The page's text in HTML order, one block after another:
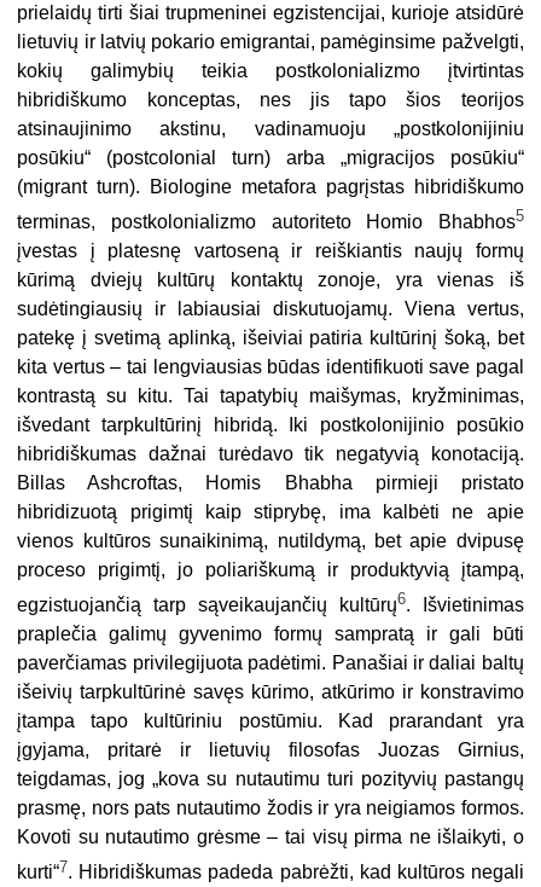
prielaidų tirti šiai trupmeninei egzistencijai, kurioje atsidūrė
lietuvių ir latvių pokario emigrantai, pamėginsime pažvelgti,
kokių galimybių teikia postkolonializmo įtvirtintas
hibridiškumo konceptas, nes jis tapo šios teorijos
atsinaujinimo akstinu, vadinamuoju „postkolonijiniu
posūkiu“ (postcolonial turn) arba „migracijos posūkiu“
(migrant turn). Biologine metafora pagrįstas hibridiškumo
terminas, postkolonializmo autoriteto Homio Bhabhos5
įvestas į platesnę vartoseną ir reiškiantis naujų formų
kūrimą dviejų kultūrų kontaktų zonoje, yra vienas iš
sudėtingiausių ir labiausiai diskutuojamų. Viena vertus,
patekę į svetimą aplinką, išeiviai patiria kultūrinį šoką, bet
kita vertus – tai lengviausias būdas identifikuoti save pagal
kontrastą su kitu. Tai tapatybių maišymas, kryžminimas,
išvedant tarpkultūrinį hibridą. Iki postkolonijinio posūkio
hibridiškumas dažnai turėdavo tik negatyvią konotaciją.
Billas Ashcroftas, Homis Bhabha pirmieji pristato
hibridizuotą prigimtį kaip stiprybę, ima kalbėti ne apie
vienos kultūros sunaikinimą, nutildymą, bet apie dvipusę
proceso prigimtį, jo poliariškumą ir produktyvią įtampą,
egzistuojančią tarp sąveikaujančių kultūrų6. Išvietinimas
praplečia galimų gyvenimo formų sampratą ir gali būti
paverčiamas privilegijuota padėtimi. Panašiai ir daliai baltų
išeivių tarpkultūrinė savęs kūrimo, atkūrimo ir konstravimo
įtampa tapo kultūriniu postūmiu. Kad prarandant yra
įgyjama, pritarė ir lietuvių filosofas Juozas Girnius,
teigdamas, jog „kova su nutautimu turi pozityvių pastangų
prasmę, nors pats nutautimo žodis ir yra neigiamos formos.
Kovoti su nutautimo grėsme – tai visų pirma ne išlaikyti, o
kurti“7. Hibridiškumas padeda pabrėžti, kad kultūros negali